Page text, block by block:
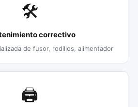
🛠️
correctivo
de fusor, rodillos, alimentador
🖨️